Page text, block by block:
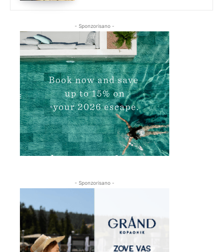
- Sponzorisano -
- Sponzorisano -